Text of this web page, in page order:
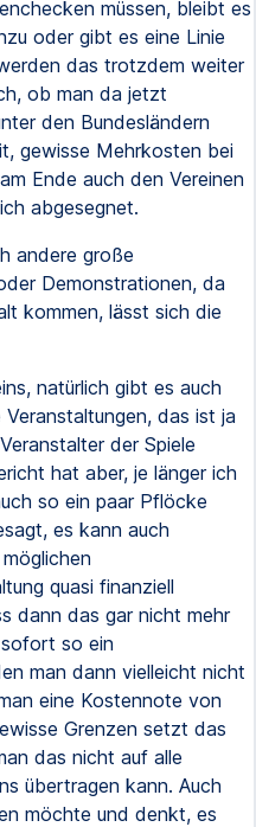
müssen, bleibt es
oder gibt es eine Linie
das trotzdem weiter
ob man da jetzt
den Bundesländern
gewisse Mehrkosten bei
Ende auch den Vereinen
abgesegnet.
andere große
Demonstrationen, da
kommen, lässt sich die
natürlich gibt es auch
das ist ja
der Spiele
hat aber, je länger ich
so ein paar Pflöcke
es kann auch
quasi finanziell
dann das gar nicht mehr
so ein
man dann vielleicht nicht
eine Kostennote von
Grenzen setzt das
das nicht auf alle
übertragen kann. Auch
möchte und denkt, es